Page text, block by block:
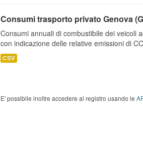
Consumi trasporto privato Genova
Consumi annuali di combustibile dei veicoli
con indicazione delle relative emissioni di
CSV
E' possibile inoltre accedere al registro usando le